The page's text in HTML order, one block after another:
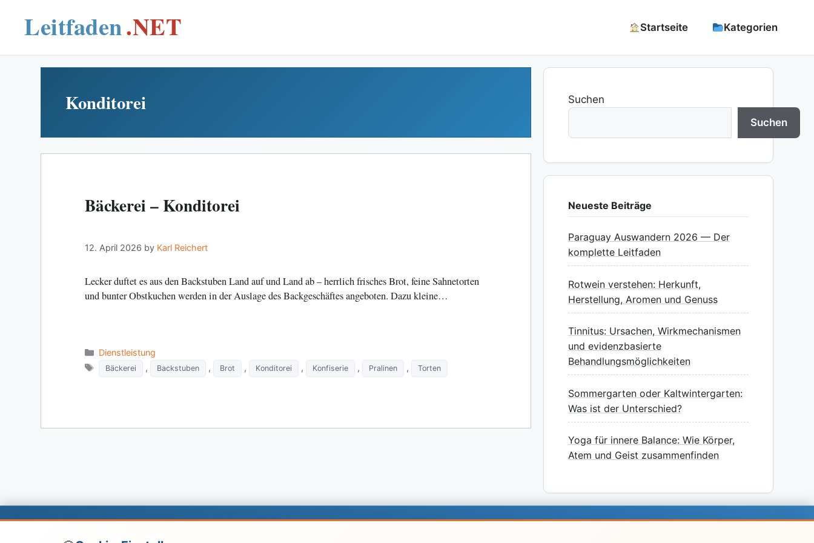
content
Startseite Kategorien
Konditorei
Bäckerei – Konditorei
12. April 2026 by Karl Reichert
Lecker duftet es aus den Backstuben Land auf und Land ab – herrlich frisches Brot, feine Sahnetorten
und bunter Obstkuchen werden in der Auslage des Backgeschäftes angeboten. Dazu kleine…
Categories
Dienstleistung
Tags
Bäckerei , Backstuben , Brot , Konditorei , Konfiserie , Pralinen , Torten
Suchen
Suchen
Neueste Beiträge
Paraguay Auswandern 2026 — Der
komplette Leitfaden
Rotwein verstehen: Herkunft,
Herstellung, Aromen und Genuss
Tinnitus: Ursachen, Wirkmechanismen
und evidenzbasierte
Behandlungsmöglichkeiten
Sommergarten oder Kaltwintergarten:
Was ist der Unterschied?
Yoga für innere Balance: Wie Körper,
Atem und Geist zusammenfinden